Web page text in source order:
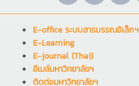
E-office ระบบสารบรรณอิเล็กฯ
E-Learning
E-journal (Thai)
อีเมล์มหาวิทยาลัยฯ
ติดต่อมหาวิทยาลัยฯ